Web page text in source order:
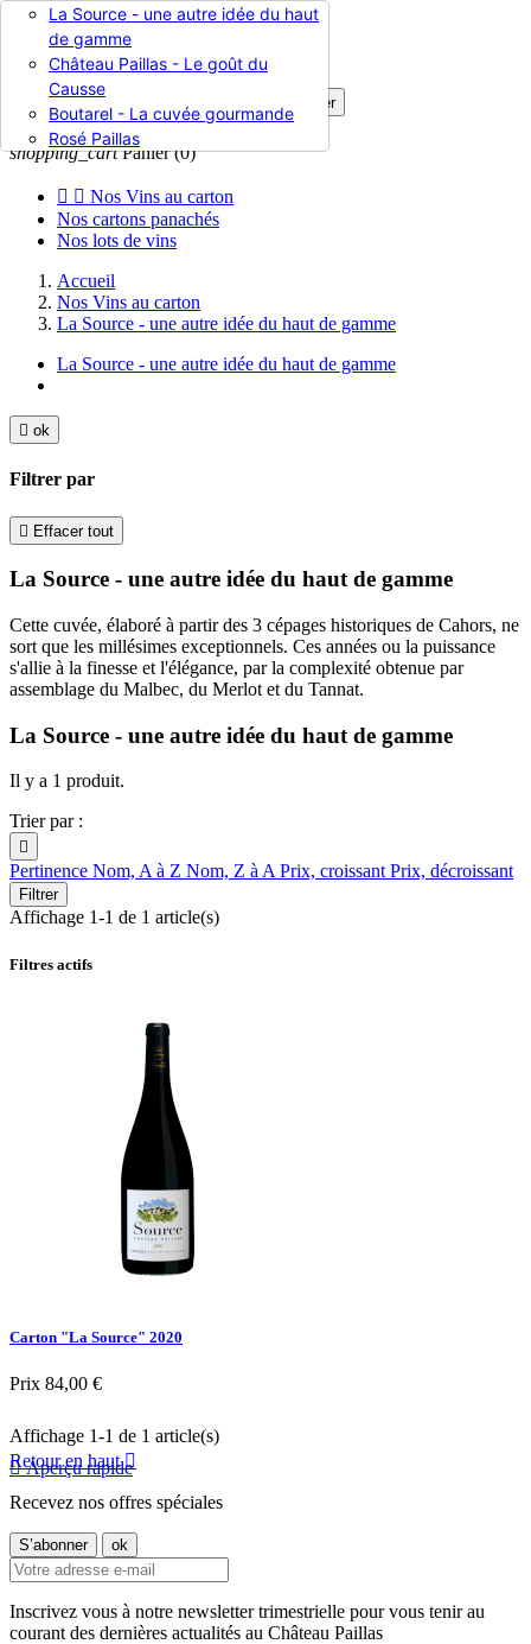
Rechercher
Connexion
shopping_cart Panier (0)
  Nos Vins au carton
La Source - une autre idée du haut
de gamme
Château Paillas - Le goût du
Causse
Boutarel - La cuvée gourmande
Rosé Paillas
Nos cartons panachés
Nos lots de vins
Accueil
Nos Vins au carton
La Source - une autre idée du haut de gamme
La Source - une autre idée du haut de gamme
 ok
Filtrer par
 Effacer tout
La Source - une autre idée du haut de gamme
Cette cuvée, élaboré à partir des 3 cépages historiques de Cahors, ne
sort que les millésimes exceptionnels. Ces années ou la puissance
s'allie à la finesse et l'élégance, par la complexité obtenue par
assemblage du Malbec, du Merlot et du Tannat.
La Source - une autre idée du haut de gamme
Il y a 1 produit.
Trier par :

Pertinence Nom, A à Z Nom, Z à APrix, croissantPrix, décroissant
Filtrer
Affichage 1-1 de 1 article(s)
Filtres actifs
Carton "La Source" 2020
Prix 84,00 €
Aperçu rapide
Affichage 1-1 de 1 article(s)
Retour en haut
Recevez nos offres spéciales
Inscrivez vous à notre newsletter trimestrielle pour vous tenir au
courant des dernières actualités au Château Paillas